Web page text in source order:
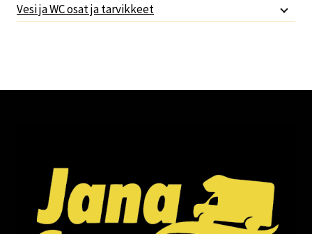
Vesi ja WC osat ja tarvikkeet